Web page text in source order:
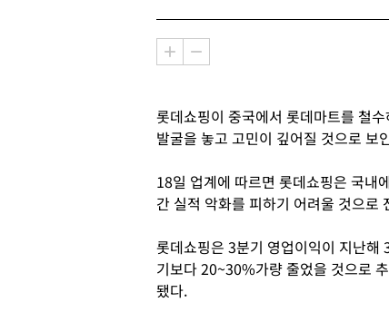
롯데쇼핑이 중국에서 롯데마트를 철
발굴을 놓고 고민이 깊어질 것으로 보
18일 업계에 따르면 롯데쇼핑은 국내
간 실적 악화를 피하기 어려울 것으로
롯데쇼핑은 3분기 영업이익이 지난해
기보다 20~30%가량 줄었을 것으로
됐다.